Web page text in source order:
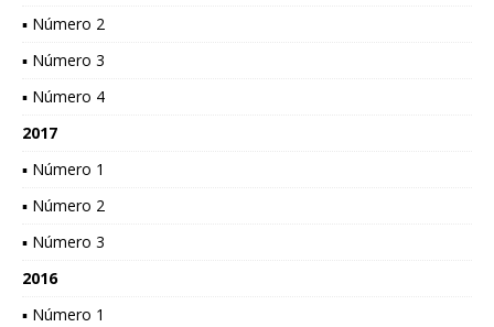
▪ Número 2
▪ Número 3
▪ Número 4
2017
▪ Número 1
▪ Número 2
▪ Número 3
2016
▪ Número 1